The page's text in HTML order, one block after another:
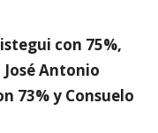
con 75%,
Antonio
73% y Consuelo